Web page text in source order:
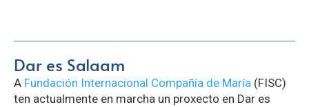
Dar es Salaam
A Fundación Internacional Compañía de María (FISC)
ten actualmente en marcha un proxecto en Dar es